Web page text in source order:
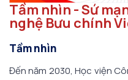
Tầm nhìn - Sứ
nghệ Bưu chính
Tầm nhìn
Đến năm 2030, Học viện